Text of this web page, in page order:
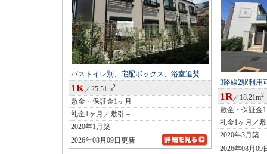
バストイレ別、宅配ボックス、浴室追焚…
1K／25.51m2
敷金・保証金1ヶ月
礼金1ヶ月／敷引－
2020年1月築
2026年08月09日更新
3路線2駅利用
1R／18.21m2
敷金・保証金
礼金1ヶ月／
2020年3月築
2026年08月09